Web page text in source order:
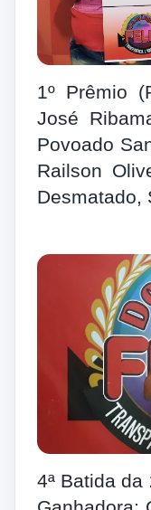
1º Prêmio
José
Povoado
Railson
Desmatado,
4ª Batida da